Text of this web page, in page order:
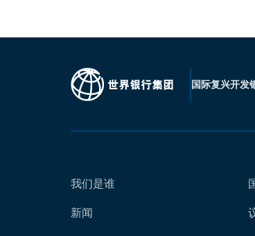
国际复兴开发
我们是谁
新闻